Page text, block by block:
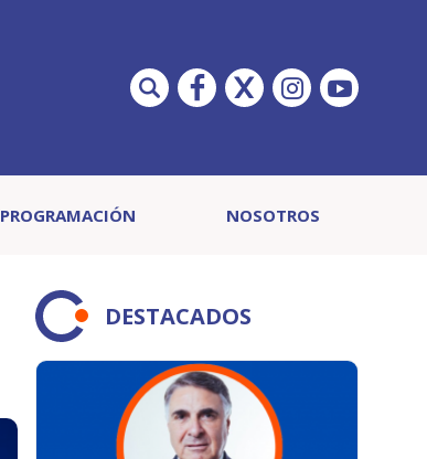
PROGRAMACIÓN NOSOTROS
DESTACADOS